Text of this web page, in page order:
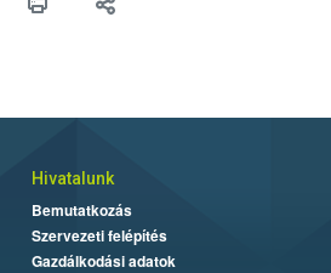
Hivatalunk
Bemutatkozás
Szervezeti felépítés
Gazdálkodási adatok